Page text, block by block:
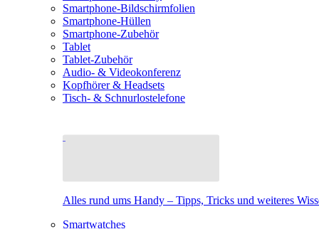
Smartphone-Bildschirmfolien
Smartphone-Hüllen
Smartphone-Zubehör
Tablet
Tablet-Zubehör
Audio- & Videokonferenz
Kopfhörer & Headsets
Tisch- & Schnurlostelefone
Alles rund ums Handy – Tipps, Tricks und weiteres
Smartwatches